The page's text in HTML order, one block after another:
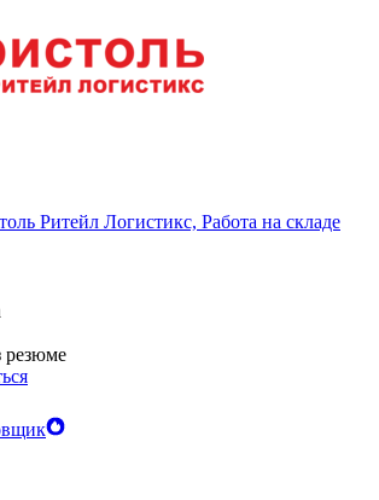
Ритейл Логистикс, Работа на складе